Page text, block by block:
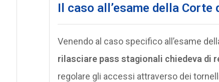
Il caso all’esame della Corte
Venendo al caso specifico all’esame
rilasciare pass stagionali chiedeva di
regolare gli accessi attraverso dei